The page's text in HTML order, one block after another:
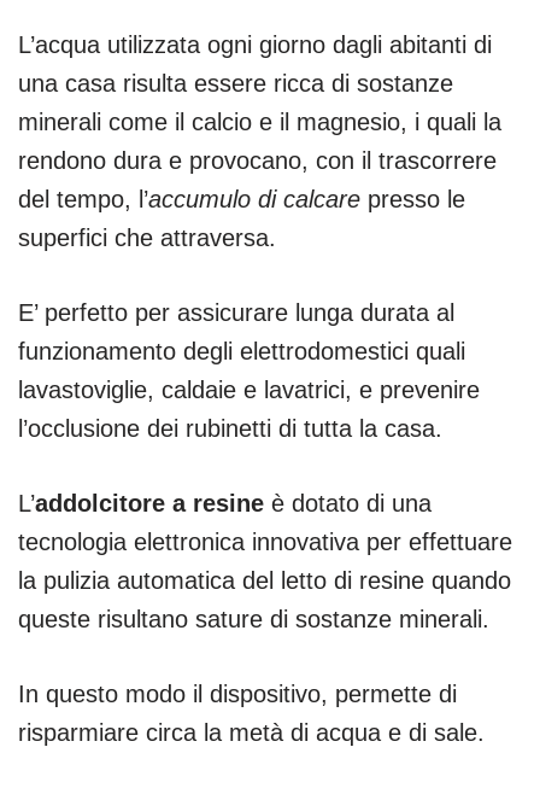
L’acqua utilizzata ogni giorno dagli abitanti di
una casa risulta essere ricca di sostanze
minerali come il calcio e il magnesio, i quali la
rendono dura e provocano, con il trascorrere
del tempo, l’accumulo di calcare presso le
superfici che attraversa.
E’ perfetto per assicurare lunga durata al
funzionamento degli elettrodomestici quali
lavastoviglie, caldaie e lavatrici, e prevenire
l’occlusione dei rubinetti di tutta la casa.
L’addolcitore a resine è dotato di una
tecnologia elettronica innovativa per effettuare
la pulizia automatica del letto di resine quando
queste risultano sature di sostanze minerali.
In questo modo il dispositivo, permette di
risparmiare circa la metà di acqua e di sale.